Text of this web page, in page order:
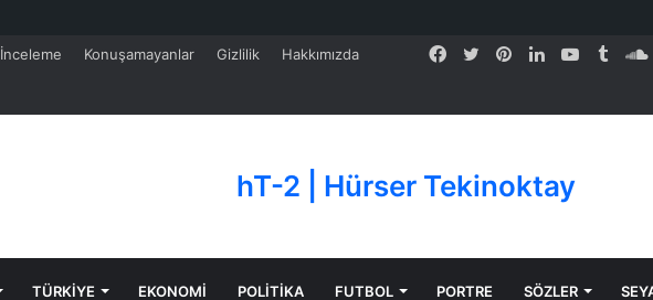
İnceleme Konuşamayanlar Gizlilik Hakkımızda YouTube
LinkedIn
Pinterest
Twitter
Facebook
hT-2 | Hürser Tekinoktay
TÜRKİYE EKONOMİ POLİTİKA FUTBOL PORTRE SÖZLER